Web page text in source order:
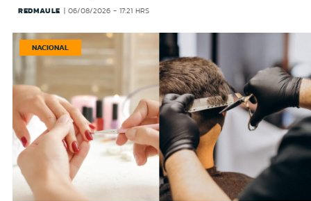
REDMAULE 06/08/2026 - 17:21 HRS
NACIONAL